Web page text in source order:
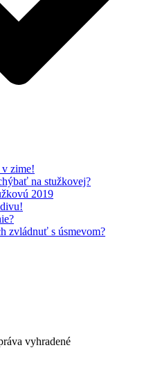
zime!
na stužkovej?
2019
zvládnuť s úsmevom?
vyhradené